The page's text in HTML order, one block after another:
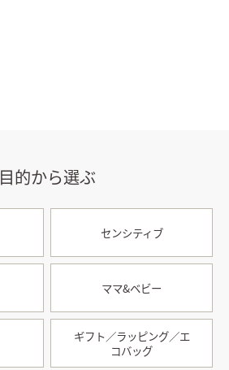
目的から選ぶ
センシティブ
ママ&ベビー
ギフト／ラッピング／エ
コバッグ